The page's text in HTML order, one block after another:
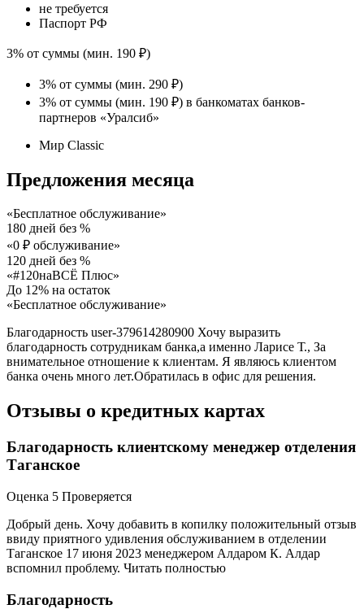
не требуется
Паспорт РФ
3% от суммы (мин. 190 ₽)
3% от суммы (мин. 290 ₽)
3% от суммы (мин. 190 ₽) в банкоматах банков-
партнеров «Уралсиб»
Мир Classic
Предложения месяца
«Бесплатное обслуживание»
180 дней без %
«0 ₽ обслуживание»
120 дней без %
«#120наВСЁ Плюс»
До 12% на остаток
«Бесплатное обслуживание»
Благодарность user-379614280900 Хочу выразить
благодарность сотрудникам банка,а именно Ларисе Т., За
внимательное отношение к клиентам. Я являюсь клиентом
банка очень много лет.Обратилась в офис для решения.
Отзывы о кредитных картах
Благодарность клиентскому менеджер отделения
Таганское
Оценка 5 Проверяется
Добрый день. Хочу добавить в копилку положительный отзыв
ввиду приятного удивления обслуживанием в отделении
Таганское 17 июня 2023 менеджером Алдаром К. Алдар
вспомнил проблему. Читать полностью
Благодарность